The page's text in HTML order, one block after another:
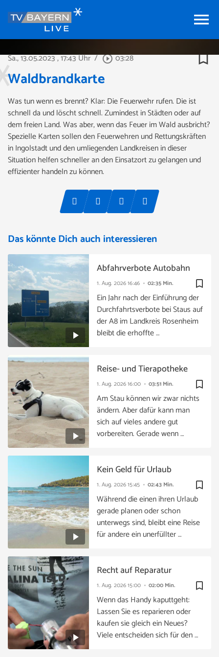
menu
Sa., 13.05.2023, 17:43 Uhr / play_circle_outline03:28 bookmark_border
Waldbrandkarte
Was tun wenn es brennt? Klar: Die Feuerwehr rufen. Die ist
schnell da und löscht schnell. Zumindest in Städten oder auf
dem freien Land. Was aber, wenn das Feuer im Wald ausbricht?
Spezielle Karten sollen den Feuerwehren und Rettungskräften
in Ingolstadt und den umliegenden Landkreisen in dieser
Situation helfen schneller an den Einsatzort zu gelangen und
effizienter handeln zu können.
Das könnte Dich auch interessieren
bookmark_border
1. Aug. 202616:46 02:35 Min.
Abfahrverbote Autobahn
Ein Jahr nach der Einführung der
Durchfahrtsverbote bei Staus auf
der A8 im Landkreis Rosenheim
bleibt die erhoffte …
bookmark_border
1. Aug. 202616:00 03:51 Min.
Reise- und Tierapotheke
Am Stau können wir zwar nichts
ändern. Aber dafür kann man
sich auf vieles andere gut
vorbereiten. Gerade wenn …
bookmark_border
1. Aug. 202615:45 02:43 Min.
Kein Geld für Urlaub
Während die einen ihren Urlaub
gerade planen oder schon
unterwegs sind, bleibt eine Reise
für andere ein unerfüllter …
bookmark_border
1. Aug. 202615:00 02:00 Min.
Recht auf Reparatur
Wenn das Handy kaputtgeht:
Lassen Sie es reparieren oder
kaufen sie gleich ein Neues?
Viele entscheiden sich für den …